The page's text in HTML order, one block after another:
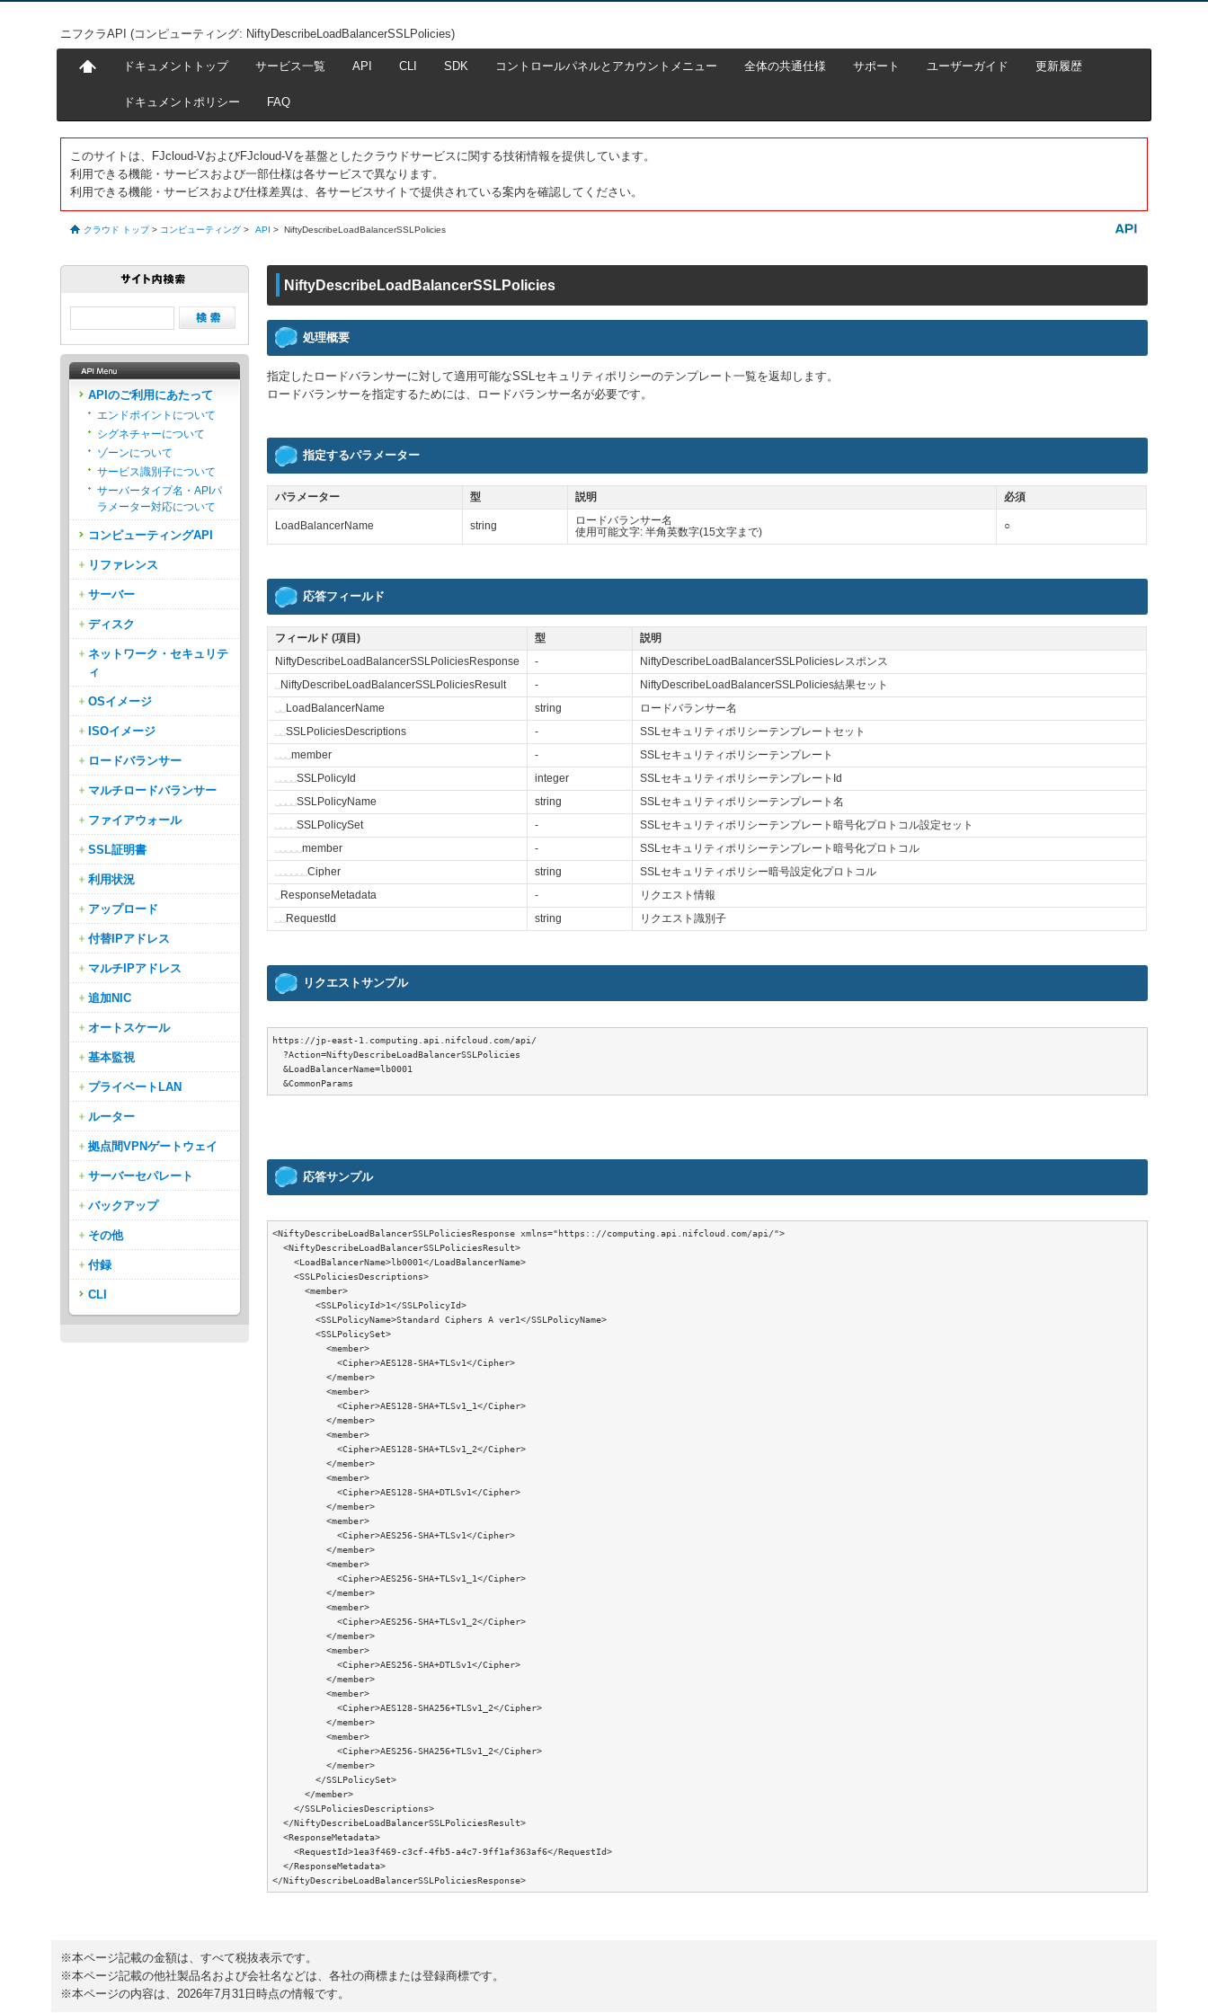
ニフクラAPI (コンピューティング: NiftyDescribeLoadBalancerSSLPolicies)
ドキュメントトップ サービス一覧 API CLI SDK コントロールパネルとアカウントメニュー 全体の共通仕様 サポート ユーザーガイド 更新履歴
ドキュメントポリシー FAQ
このサイトは、FJcloud-VおよびFJcloud-Vを基盤としたクラウドサービスに関する技術情報を提供しています。
利用できる機能・サービスおよび一部仕様は各サービスで異なります。
利用できる機能・サービスおよび仕様差異は、各サービスサイトで提供されている案内を確認してください。
クラウド トップ > コンピューティング > API > NiftyDescribeLoadBalancerSSLPolicies
NiftyDescribeLoadBalancerSSLPolicies
処理概要
指定したロードバランサーに対して適用可能なSSLセキュリティポリシーのテンプレート一覧を返却します。
ロードバランサーを指定するためには、ロードバランサー名が必要です。
指定するパラメーター
パラメーター 型 説明 必須
LoadBalancerName string
ロードバランサー名
使用可能文字: 半角英数字(15文字まで)
○
応答フィールド
フィールド (項目) 型 説明
NiftyDescribeLoadBalancerSSLPoliciesResponse - NiftyDescribeLoadBalancerSSLPoliciesレスポンス
␣NiftyDescribeLoadBalancerSSLPoliciesResult - NiftyDescribeLoadBalancerSSLPolicies結果セット
␣␣ LoadBalancerName string ロードバランサー名
␣␣SSLPoliciesDescriptions - SSLセキュリティポリシーテンプレートセット
␣␣␣member - SSLセキュリティポリシーテンプレート
␣␣␣␣SSLPolicyId integer SSLセキュリティポリシーテンプレートId
␣␣␣␣SSLPolicyName string SSLセキュリティポリシーテンプレート名
␣␣␣␣SSLPolicySet - SSLセキュリティポリシーテンプレート暗号化プロトコル設定セット
␣␣␣␣␣member - SSLセキュリティポリシーテンプレート暗号化プロトコル
␣␣␣␣␣␣Cipher string SSLセキュリティポリシー暗号設定化プロトコル
␣ResponseMetadata - リクエスト情報
␣␣RequestId string リクエスト識別子
リクエストサンプル
https://jp-east-1.computing.api.nifcloud.com/api/
  ?Action=NiftyDescribeLoadBalancerSSLPolicies
  &LoadBalancerName=lb0001
応答サンプル
<NiftyDescribeLoadBalancerSSLPoliciesResponse xmlns="https:://computing.api.nifcloud.com/api/">
  <NiftyDescribeLoadBalancerSSLPoliciesResult>
    <LoadBalancerName>lb0001</LoadBalancerName>
    <SSLPoliciesDescriptions>
      <member>
        <SSLPolicyId>1</SSLPolicyId>
        <SSLPolicyName>Standard Ciphers A ver1</SSLPolicyName>
        <SSLPolicySet>
          <member>
            <Cipher>AES128-SHA+TLSv1</Cipher>
          </member>
          <member>
            <Cipher>AES128-SHA+TLSv1_1</Cipher>
          </member>
          <member>
            <Cipher>AES128-SHA+TLSv1_2</Cipher>
          </member>
          <member>
            <Cipher>AES128-SHA+DTLSv1</Cipher>
          </member>
          <member>
            <Cipher>AES256-SHA+TLSv1</Cipher>
          </member>
          <member>
            <Cipher>AES256-SHA+TLSv1_1</Cipher>
          </member>
          <member>
            <Cipher>AES256-SHA+TLSv1_2</Cipher>
          </member>
          <member>
            <Cipher>AES256-SHA+DTLSv1</Cipher>
          </member>
          <member>
            <Cipher>AES128-SHA256+TLSv1_2</Cipher>
          </member>
          <member>
            <Cipher>AES256-SHA256+TLSv1_2</Cipher>
          </member>
        </SSLPolicySet>
      </member>
    </SSLPoliciesDescriptions>
  </NiftyDescribeLoadBalancerSSLPoliciesResult>
  <ResponseMetadata>
    <RequestId>1ea3f469-c3cf-4fb5-a4c7-9ff1af363af6</RequestId>
  </ResponseMetadata>
APIのご利用にあたって
エンドポイントについて
シグネチャーについて
ゾーンについて
サービス識別子について
サーバータイプ名・APIパ
ラメーター対応について
コンピューティングAPI
リファレンス
サーバー
ディスク
ネットワーク・セキュリテ
ィ
OSイメージ
ISOイメージ
ロードバランサー
マルチロードバランサー
ファイアウォール
SSL証明書
利用状況
アップロード
付替IPアドレス
マルチIPアドレス
追加NIC
オートスケール
基本監視
プライベートLAN
ルーター
拠点間VPNゲートウェイ
サーバーセパレート
バックアップ
その他
付録
CLI
※本ページ記載の金額は、すべて税抜表示です。
※本ページ記載の他社製品名および会社名などは、各社の商標または登録商標です。
※本ページの内容は、2026年7月31日時点の情報です。